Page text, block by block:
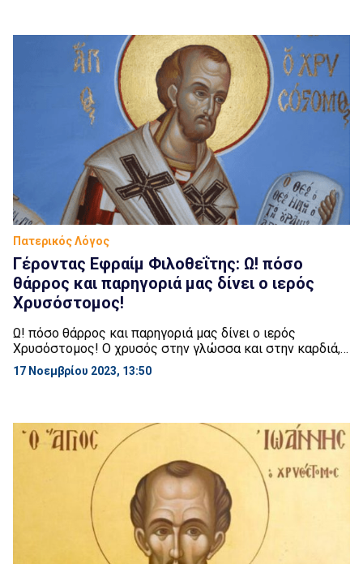
Πατερικός Λόγος
Γέροντας Εφραίμ Φιλοθεΐτης: Ω! πόσο
θάρρος και παρηγοριά μας δίνει ο ιερός
Χρυσόστομος!
Ω! πόσο θάρρος και παρηγοριά μας δίνει ο ιερός
Χρυσόστομος! Ο χρυσός στην γλώσσα και στην καρδιά,
ακολουθώντας το παράδειγμα του Κυρίου, μισεί την
αμαρτία, αγαπά τον αμαρτωλό· καυτηριάζει τα
από τα δύο άκρα. Το ένα άκρο είναι η απόγνωση […]
17 Νοεμβρίου 2023, 13:50